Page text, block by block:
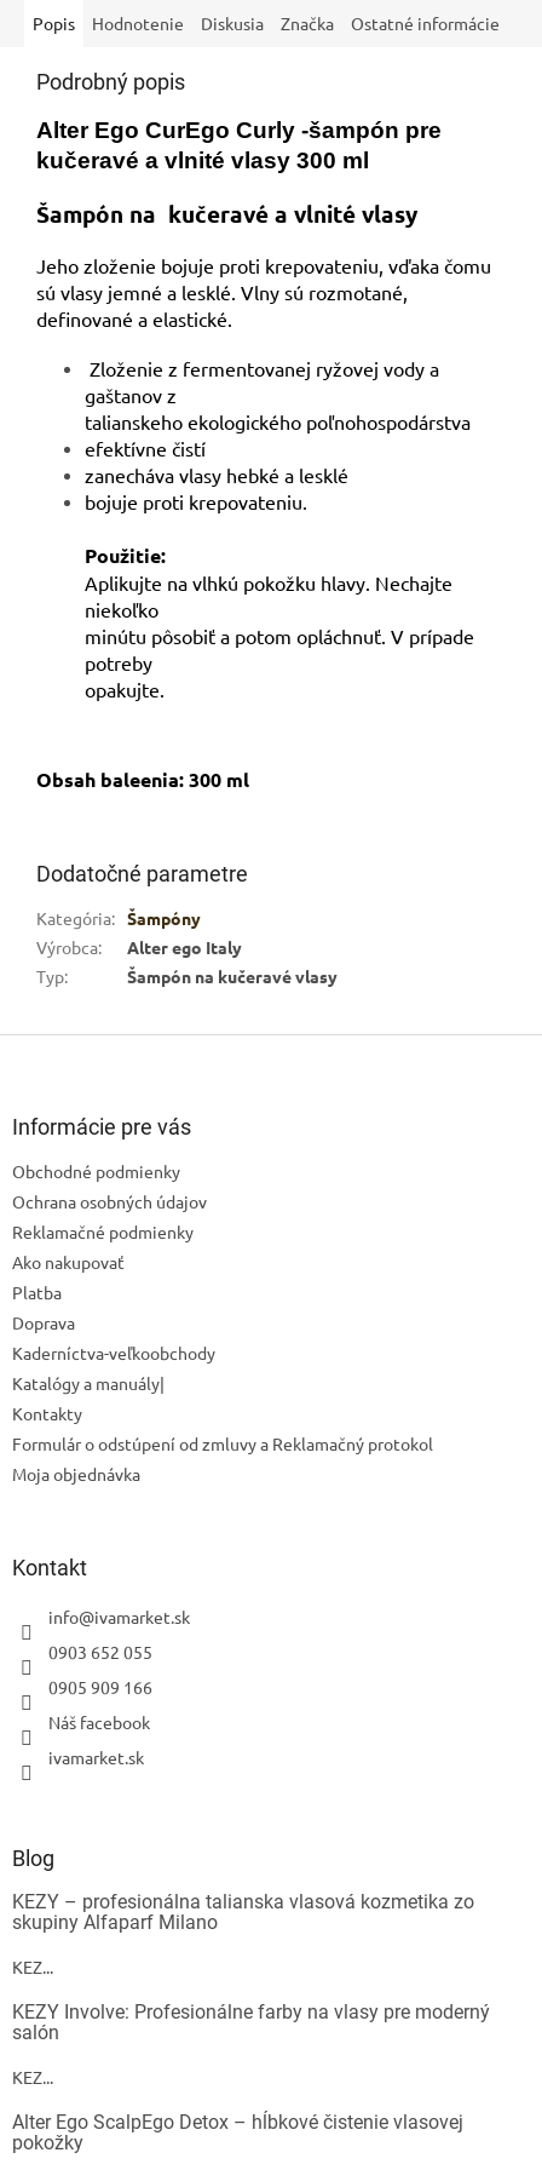
Popis Hodnotenie Diskusia Značka Ostatné informácie
Podrobný popis
Alter Ego CurEgo Curly -šampón pre
kučeravé a vlnité vlasy 300 ml
Šampón na kučeravé a vlnité vlasy
Jeho zloženie bojuje proti krepovateniu, vďaka čomu
sú vlasy jemné a lesklé. Vlny sú rozmotané,
definované a elastické.
Zloženie z fermentovanej ryžovej vody a
gaštanov z
talianskeho ekologického poľnohospodárstva
efektívne čistí
zanecháva vlasy hebké a lesklé
bojuje proti krepovateniu.
Použitie:
Aplikujte na vlhkú pokožku hlavy. Nechajte
niekoľko
minútu pôsobiť a potom opláchnuť. V prípade
potreby
opakujte.
Obsah baleenia: 300 ml
Dodatočné parametre
Kategória: Šampóny
Výrobca:
Alter ego Italy
Typ: Šampón na kučeravé vlasy
Informácie pre vás
Obchodné podmienky
Ochrana osobných údajov
Reklamačné podmienky
Ako nakupovať
Platba
Doprava
Kaderníctva-veľkoobchody
Katalógy a manuály|
Kontakty
Formulár o odstúpení od zmluvy a Reklamačný protokol
Moja objednávka
Kontakt
info@ivamarket.sk
0903 652 055
0905 909 166
Náš facebook
ivamarket.sk
Blog
KEZY – profesionálna talianska vlasová kozmetika zo
skupiny Alfaparf Milano
KEZ...
KEZY Involve: Profesionálne farby na vlasy pre moderný
salón
KEZ...
Alter Ego ScalpEgo Detox – hĺbkové čistenie vlasovej
pokožky